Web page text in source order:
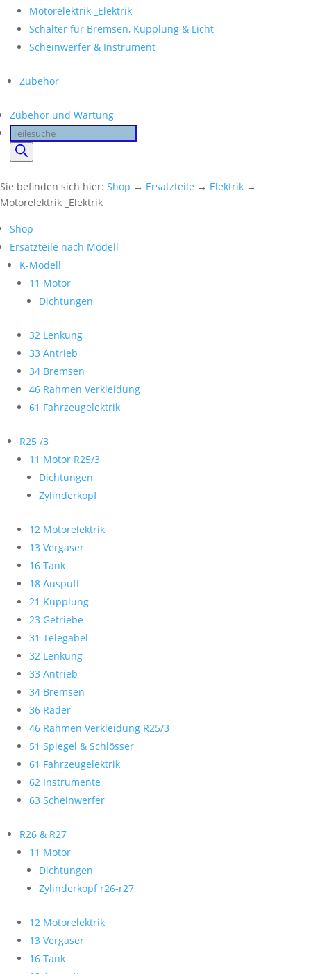
Motorelektrik _Elektrik
Schalter für Bremsen, Kupplung & Licht
Scheinwerfer & Instrument
Zubehör
Zubehör und Wartung
Products
search
Sie befinden sich hier: Shop → Ersatzteile → Elektrik →
Motorelektrik _Elektrik
Shop
Ersatzteile nach Modell
K-Modell
11 Motor
Dichtungen
32 Lenkung
33 Antrieb
34 Bremsen
46 Rahmen Verkleidung
61 Fahrzeugelektrik
R25 /3
11 Motor R25/3
Dichtungen
Zylinderkopf
12 Motorelektrik
13 Vergaser
16 Tank
18 Auspuff
21 Kupplung
23 Getriebe
31 Telegabel
32 Lenkung
33 Antrieb
34 Bremsen
36 Räder
46 Rahmen Verkleidung R25/3
51 Spiegel & Schlösser
61 Fahrzeugelektrik
62 Instrumente
63 Scheinwerfer
R26 & R27
11 Motor
Dichtungen
Zylinderkopf r26-r27
12 Motorelektrik
13 Vergaser
16 Tank